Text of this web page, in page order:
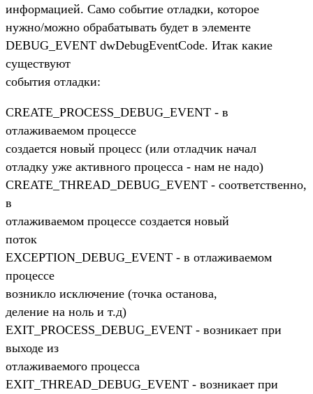
информацией. Само событие отладки, которое
нужно/можно обрабатывать будет в элементе
DEBUG_EVENT dwDebugEventCode. Итак какие
существуют
события отладки:
CREATE_PROCESS_DEBUG_EVENT - в
отлаживаемом процессе
создается новый процесс (или отладчик начал
отладку уже активного процесса - нам не надо)
CREATE_THREAD_DEBUG_EVENT - соответственно,
в
отлаживаемом процессе создается новый
поток
EXCEPTION_DEBUG_EVENT - в отлаживаемом
процессе
возникло исключение (точка останова,
деление на ноль и т.д)
EXIT_PROCESS_DEBUG_EVENT - возникает при
выходе из
отлаживаемого процесса
EXIT_THREAD_DEBUG_EVENT - возникает при